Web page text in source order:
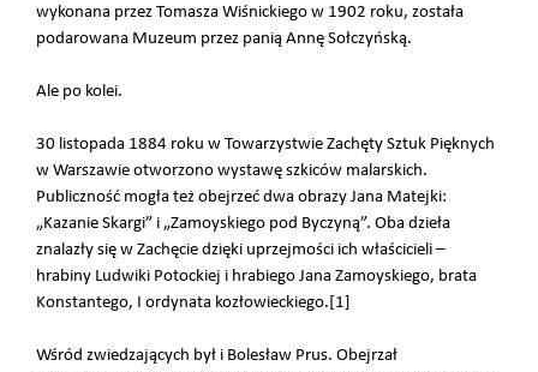
wykonana przez Tomasza Wiśnickiego w 1902 roku, została
podarowana Muzeum przez panią Annę Sołczyńską.
Ale po kolei.
30 listopada 1884 roku w Towarzystwie Zachęty Sztuk Pięknych
w Warszawie otworzono wystawę szkiców malarskich.
Publiczność mogła też obejrzeć dwa obrazy Jana Matejki:
„Kazanie Skargi” i „Zamoyskiego pod Byczyną”. Oba dzieła
znalazły się w Zachęcie dzięki uprzejmości ich właścicieli –
hrabiny Ludwiki Potockiej i hrabiego Jana Zamoyskiego, brata
Konstantego, I ordynata kozłowieckiego.[1]
Wśród zwiedzających był i Bolesław Prus. Obejrzał